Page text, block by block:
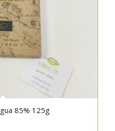
85% 125g